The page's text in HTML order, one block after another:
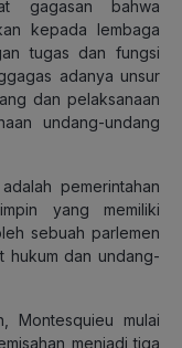
gagasan bahwa
kepada lembaga
tugas dan fungsi
adanya unsur
dan pelaksanaan
undang-undang
pemerintahan
yang memiliki
sebuah parlemen
hukum dan undang-
Montesquieu mulai
menjadi tiga